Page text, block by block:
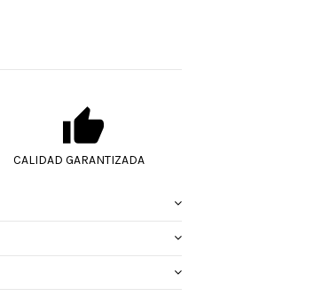
CALIDAD GARANTIZADA